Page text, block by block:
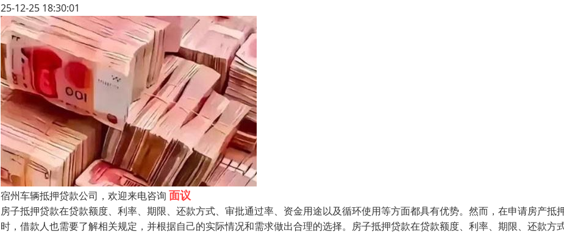
25-12-25 18:30:01
宿州车辆抵押贷款公司，欢迎来电咨询 面议
房子抵押贷款在贷款额度、利率、期限、还款方式、审批通过率、资金用途以及循环使用等方面都具有优势。然而，在申请房产抵
时，借款人也需要了解相关规定，并根据自己的实际情况和需求做出合理的选择。房子抵押贷款在贷款额度、利率、期限、还款方